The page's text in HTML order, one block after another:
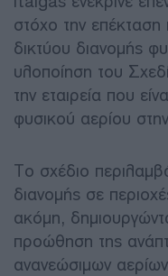
στόχο την επέκταση
δικτύου διανομής
υλοποίηση του
την εταιρεία που
φυσικού αερίου
Το σχέδιο
διανομής σε
ακόμη,
προώθηση της
ανανεώσιμων